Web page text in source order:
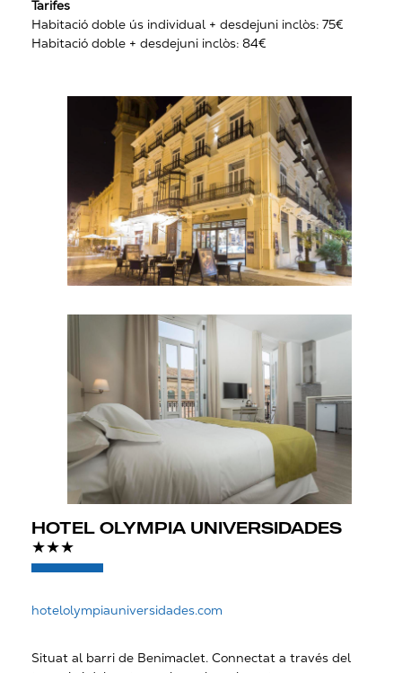
Tarifes
Habitació doble ús individual + desdejuni inclòs: 75€
Habitació doble + desdejuni inclòs: 84€
HOTEL OLYMPIA UNIVERSIDADES
★★★
hotelolympiauniversidades.com
Situat al barri de Benimaclet. Connectat a través del